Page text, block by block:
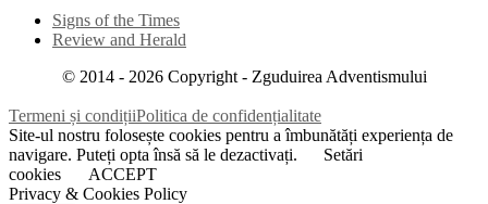
Signs of the Times
Review and Herald
© 2014 - 2026Copyright - Zguduirea Adventismului
Termeni și condițiiPolitica de confidențialitate
Site-ul nostru folosește cookies pentru a îmbunătăți experiența de
navigare. Puteți opta însă să le dezactivați.
Setări
cookies
ACCEPT
Privacy & Cookies Policy